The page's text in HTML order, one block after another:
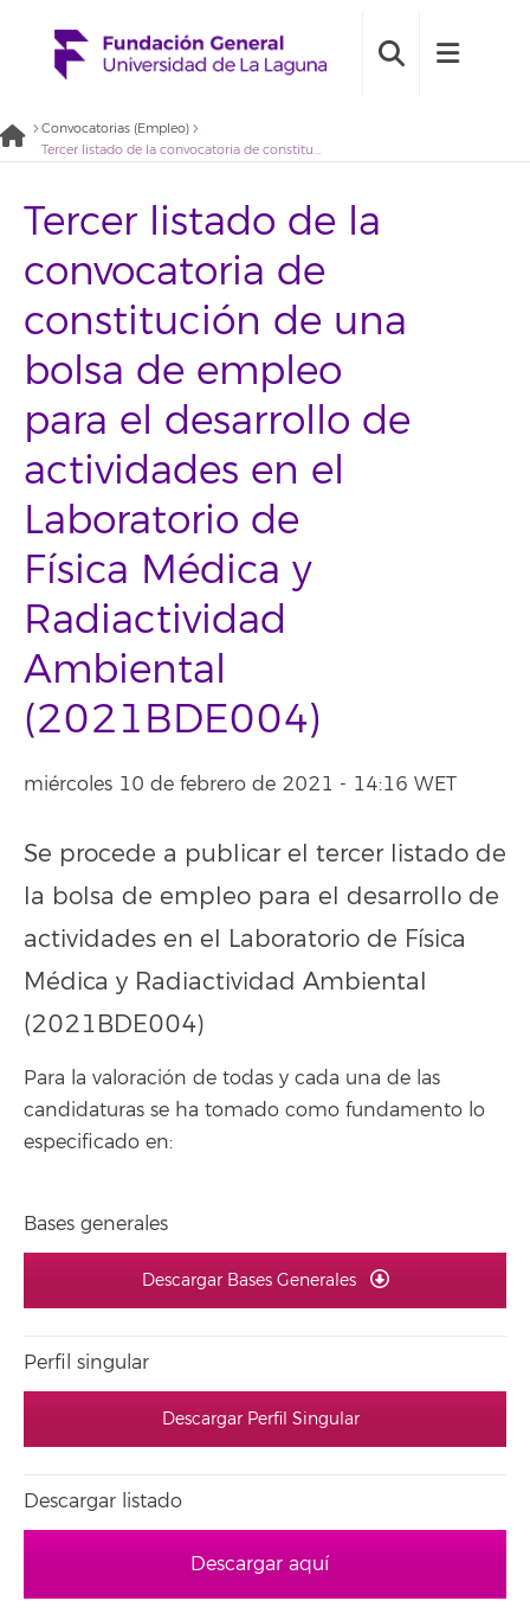
Convocatorias (Empleo)
Tercer listado de la convocatoria de constitución de una bolsa de empleo para el desarrollo de actividades en el Laboratorio de Física Médica y Radiactividad Ambiental (2021BDE004)
Tercer listado de la
convocatoria de
constitución de una
bolsa de empleo
para el desarrollo de
actividades en el
Laboratorio de
Física Médica y
Radiactividad
Ambiental
(2021BDE004)
miércoles 10 de febrero de 2021 - 14:16 WET
Se procede a publicar el tercer listado de
la bolsa de empleo para el desarrollo de
actividades en el Laboratorio de Física
Médica y Radiactividad Ambiental
(2021BDE004)
Para la valoración de todas y cada una de las
candidaturas se ha tomado como fundamento lo
especificado en:
Bases generales
Descargar Bases Generales
Perfil singular
Descargar Perfil Singular
Descargar listado
Descargar aquí